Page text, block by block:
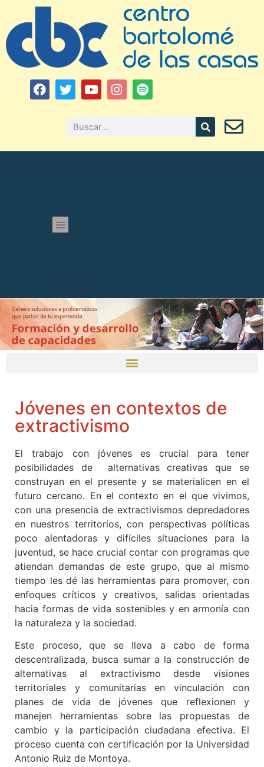
Jóvenes en contextos de
extractivismo
El trabajo con jóvenes es crucial para tener
posibilidades de alternativas creativas que se
construyan en el presente y se materialicen en el
futuro cercano. En el contexto en el que vivimos,
con una presencia de extractivismos depredadores
en nuestros territorios, con perspectivas políticas
poco alentadoras y difíciles situaciones para la
juventud, se hace crucial contar con programas que
atiendan demandas de este grupo, que al mismo
tiempo les dé las herramientas para promover, con
enfoques críticos y creativos, salidas orientadas
hacia formas de vida sostenibles y en armonía con
la naturaleza y la sociedad.
Este proceso, que se lleva a cabo de forma
descentralizada, busca sumar a la construcción de
alternativas al extractivismo desde visiones
territoriales y comunitarias en vinculación con
planes de vida de jóvenes que reflexionen y
manejen herramientas sobre las propuestas de
cambio y la participación ciudadana efectiva. El
proceso cuenta con certificación por la Universidad
Antonio Ruiz de Montoya.